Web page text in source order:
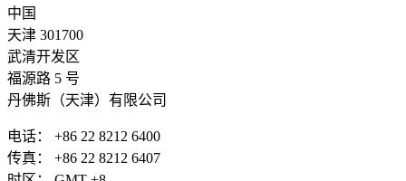
中国
天津 301700
武清开发区
福源路 5 号
丹佛斯（天津）有限公司
电话： +86 22 8212 6400
传真： +86 22 8212 6407